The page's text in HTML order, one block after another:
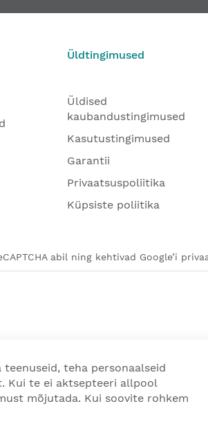
Üldtingimused
Üldised
kaubandustingimused
Kasutustingimused
Garantii
Privaatsuspoliitika
Küpsiste poliitika
abil ning kehtivad Google’i
teha personaalseid
Kui te ei aktsepteeri allpool
mõjutada. Kui soovite rohkem